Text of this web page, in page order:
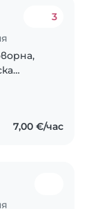
3
7,00 €/час